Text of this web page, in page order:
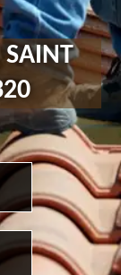
SAINT